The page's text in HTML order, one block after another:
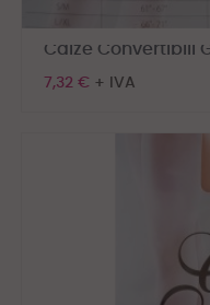
Calze Convertibili
7,32 € + IVA